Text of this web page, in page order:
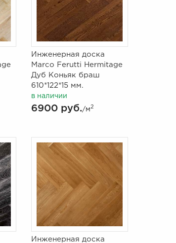
Инженерная доска
Marco Ferutti Hermitage
Дуб Коньяк браш
610*122*15 мм.
в наличии
6900 руб./м2
Инженерная доска